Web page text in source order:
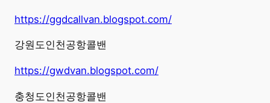
https://ggdcallvan.blogspot.com/
강원도인천공항콜밴
https://gwdvan.blogspot.com/
충청도인천공항콜밴